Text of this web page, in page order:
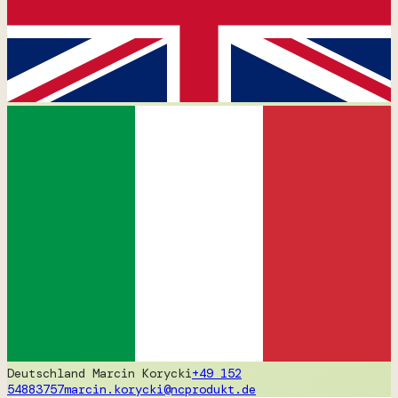
Deutschland Marcin Korycki+49 152
54883757marcin.korycki@ncprodukt.de